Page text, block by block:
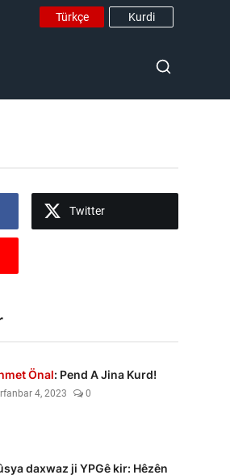
Türkçe Kurdi
Twitter
Önal: Pend A Jina Kurd!
4, 2023 0
daxwaz ji YPGê kir: Hêzên